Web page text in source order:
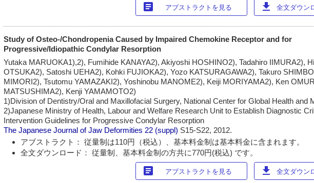
article アブストラクトを見る download 全文ダウン
Study of Osteo-/Chondropenia Caused by Impaired Chemokine Receptor and for
Progressive/Idiopathic Condylar Resorption
Yutaka MARUOKA1),2), Fumihide KANAYA2), Akiyoshi HOSHINO2), Tadahiro IIMURA2),
OTSUKA2), Satoshi UEHA2), Kohki FUJIOKA2), Yozo KATSURAGAWA2), Takuro
MIMORI2), Tsutomu YAMAZAKI2), Yoshinobu MANOME2), Keiji MORIYAMA2), Ken
MATSUSHIMA2), Kenji YAMAMOTO2)
1)Division of Dentistry/Oral and Maxillofacial Surgery, National Center for Global Health and
2)Japanese Ministry of Health, Labour and Welfare Research Unit to Establish Diagnostic
Intervention Guidelines for Progressive Condylar Resorption
The Japanese Journal of Jaw Deformities 22 (suppl) S15-S22, 2012.
アブストラクト： 従量制は110円（税込）、基本料金制は基本料金に含まれます。
全文ダウンロード： 従量制、基本料金制の方共に770円(税込) です。
article アブストラクトを見る download 全文ダウン